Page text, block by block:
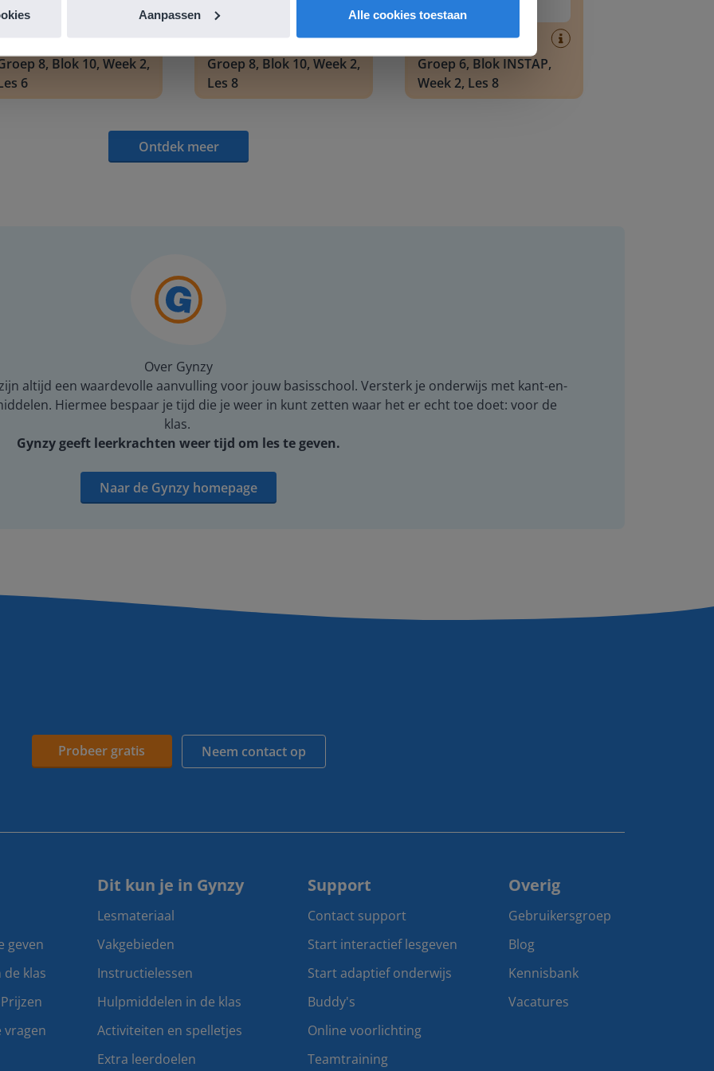
Aanpassen
Alle cookies toestaan
8, Blok 10, Week 2,
6
Groep 8, Blok 10, Week 2,
Les 8
Les
Groep 6, Blok INSTAP,
Week 2, Les 8
Ontdek meer
Over Gynzy
altijd een waardevolle aanvulling voor jouw basisschool. Versterk je onderwijs met kant-en-
Hiermee bespaar je tijd die je weer in kunt zetten waar het er echt toe doet: voor de
klas.
Gynzy geeft leerkrachten weer tijd om les te geven.
Naar de Gynzy homepage
Probeer gratis Neem contact op
geven
klas
vragen
Dit kun je in Gynzy
Lesmateriaal
Vakgebieden
Instructielessen
Hulpmiddelen in de klas
Activiteiten en spelletjes
Extra leerdoelen
Support
Contact support
Start interactief lesgeven
Start adaptief onderwijs
Buddy's
Online voorlichting
Teamtraining
Overig
Gebruikersgroep
Blog
Kennisbank
Vacatures